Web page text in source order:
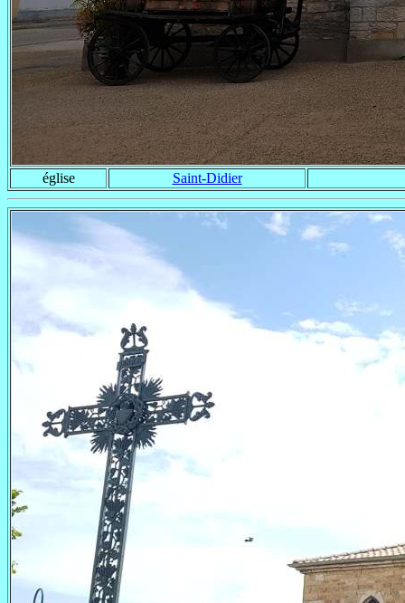
église Saint-Didier